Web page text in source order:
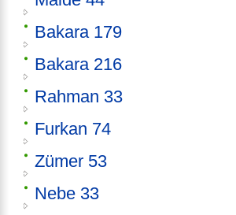
Bakara 179
Bakara 216
Rahman 33
Furkan 74
Zümer 53
Nebe 33